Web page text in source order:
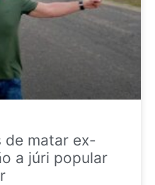
de matar ex-
a júri popular